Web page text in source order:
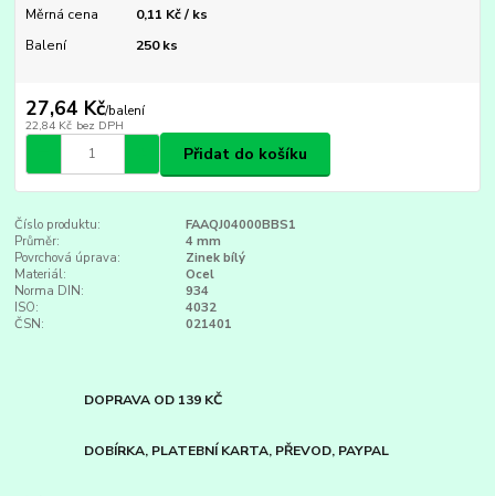
Měrná cena
0,11 Kč / ks
Balení
250 ks
27,64 Kč/balení
22,84 Kč bez DPH
Přidat do košíku
Číslo produktu:
FAAQJ04000BBS1
Průměr:
4 mm
Povrchová úprava:
Zinek bílý
Materiál:
Ocel
Norma DIN:
934
ISO:
4032
ČSN:
021401
DOPRAVA OD 139 KČ
DOBÍRKA, PLATEBNÍ KARTA, PŘEVOD, PAYPAL